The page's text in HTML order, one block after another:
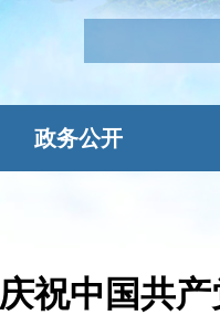
政务公开
庆祝中国共产